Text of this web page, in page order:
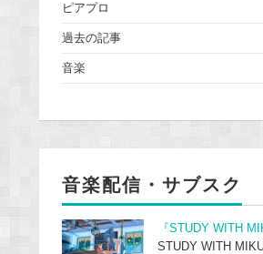
ピアプロ
過去の記事
音楽
音楽配信・サブスク
『STUDY WITH
STUDY WITH